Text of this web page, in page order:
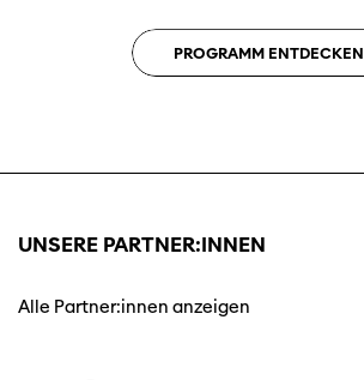
PROGRAMM ENTDECKEN
UNSERE PARTNER:INNEN
Alle Partner:innen anzeigen